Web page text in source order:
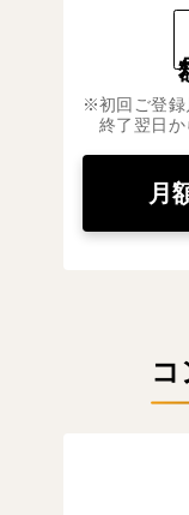
初回ご登
終了翌日か
月
コ